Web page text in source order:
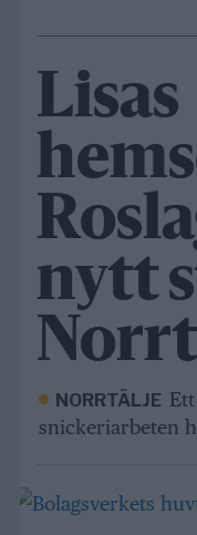
Lisas
nytt
NORRTÄLJE
snickeriarbeten